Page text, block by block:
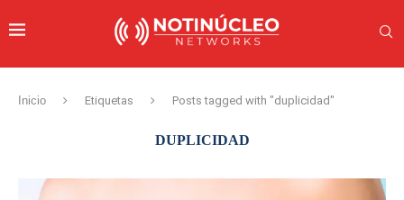
Inicio Etiquetas Posts tagged with "duplicidad"
DUPLICIDAD